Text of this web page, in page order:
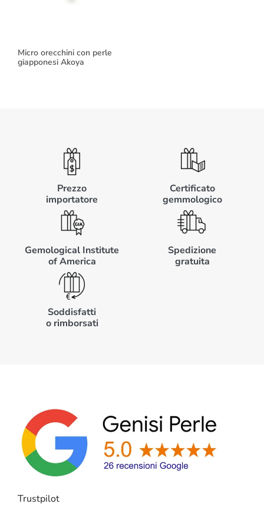
Micro orecchini con perle
giapponesi Akoya
Prezzo
importatore
Certificato
gemmologico
Gemological Institute
of America
Spedizione
gratuita
Soddisfatti
o rimborsati
Trustpilot